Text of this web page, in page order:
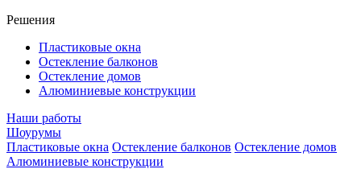
Решения
Пластиковые окна
Остекление балконов
Остекление домов
Алюминиевые конструкции
Наши работы
Шоурумы
Пластиковые окна Остекление балконов Остекление домов
Алюминиевые конструкции